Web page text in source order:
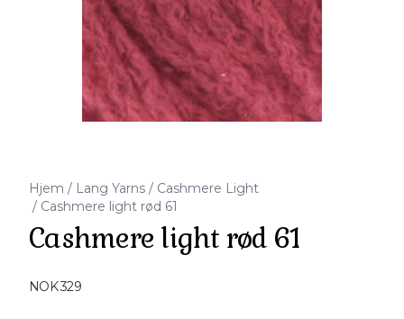
Hjem / Lang Yarns / Cashmere Light
/ Cashmere light rød 61
Cashmere light rød 61
NOK 329